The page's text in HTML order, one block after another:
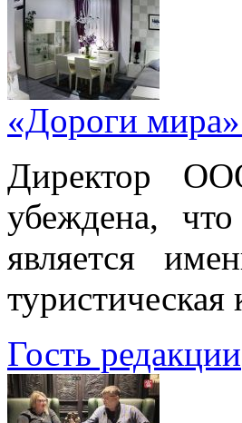
«Дороги
Директор
убеждена,
является
туристическая
Гость редакции